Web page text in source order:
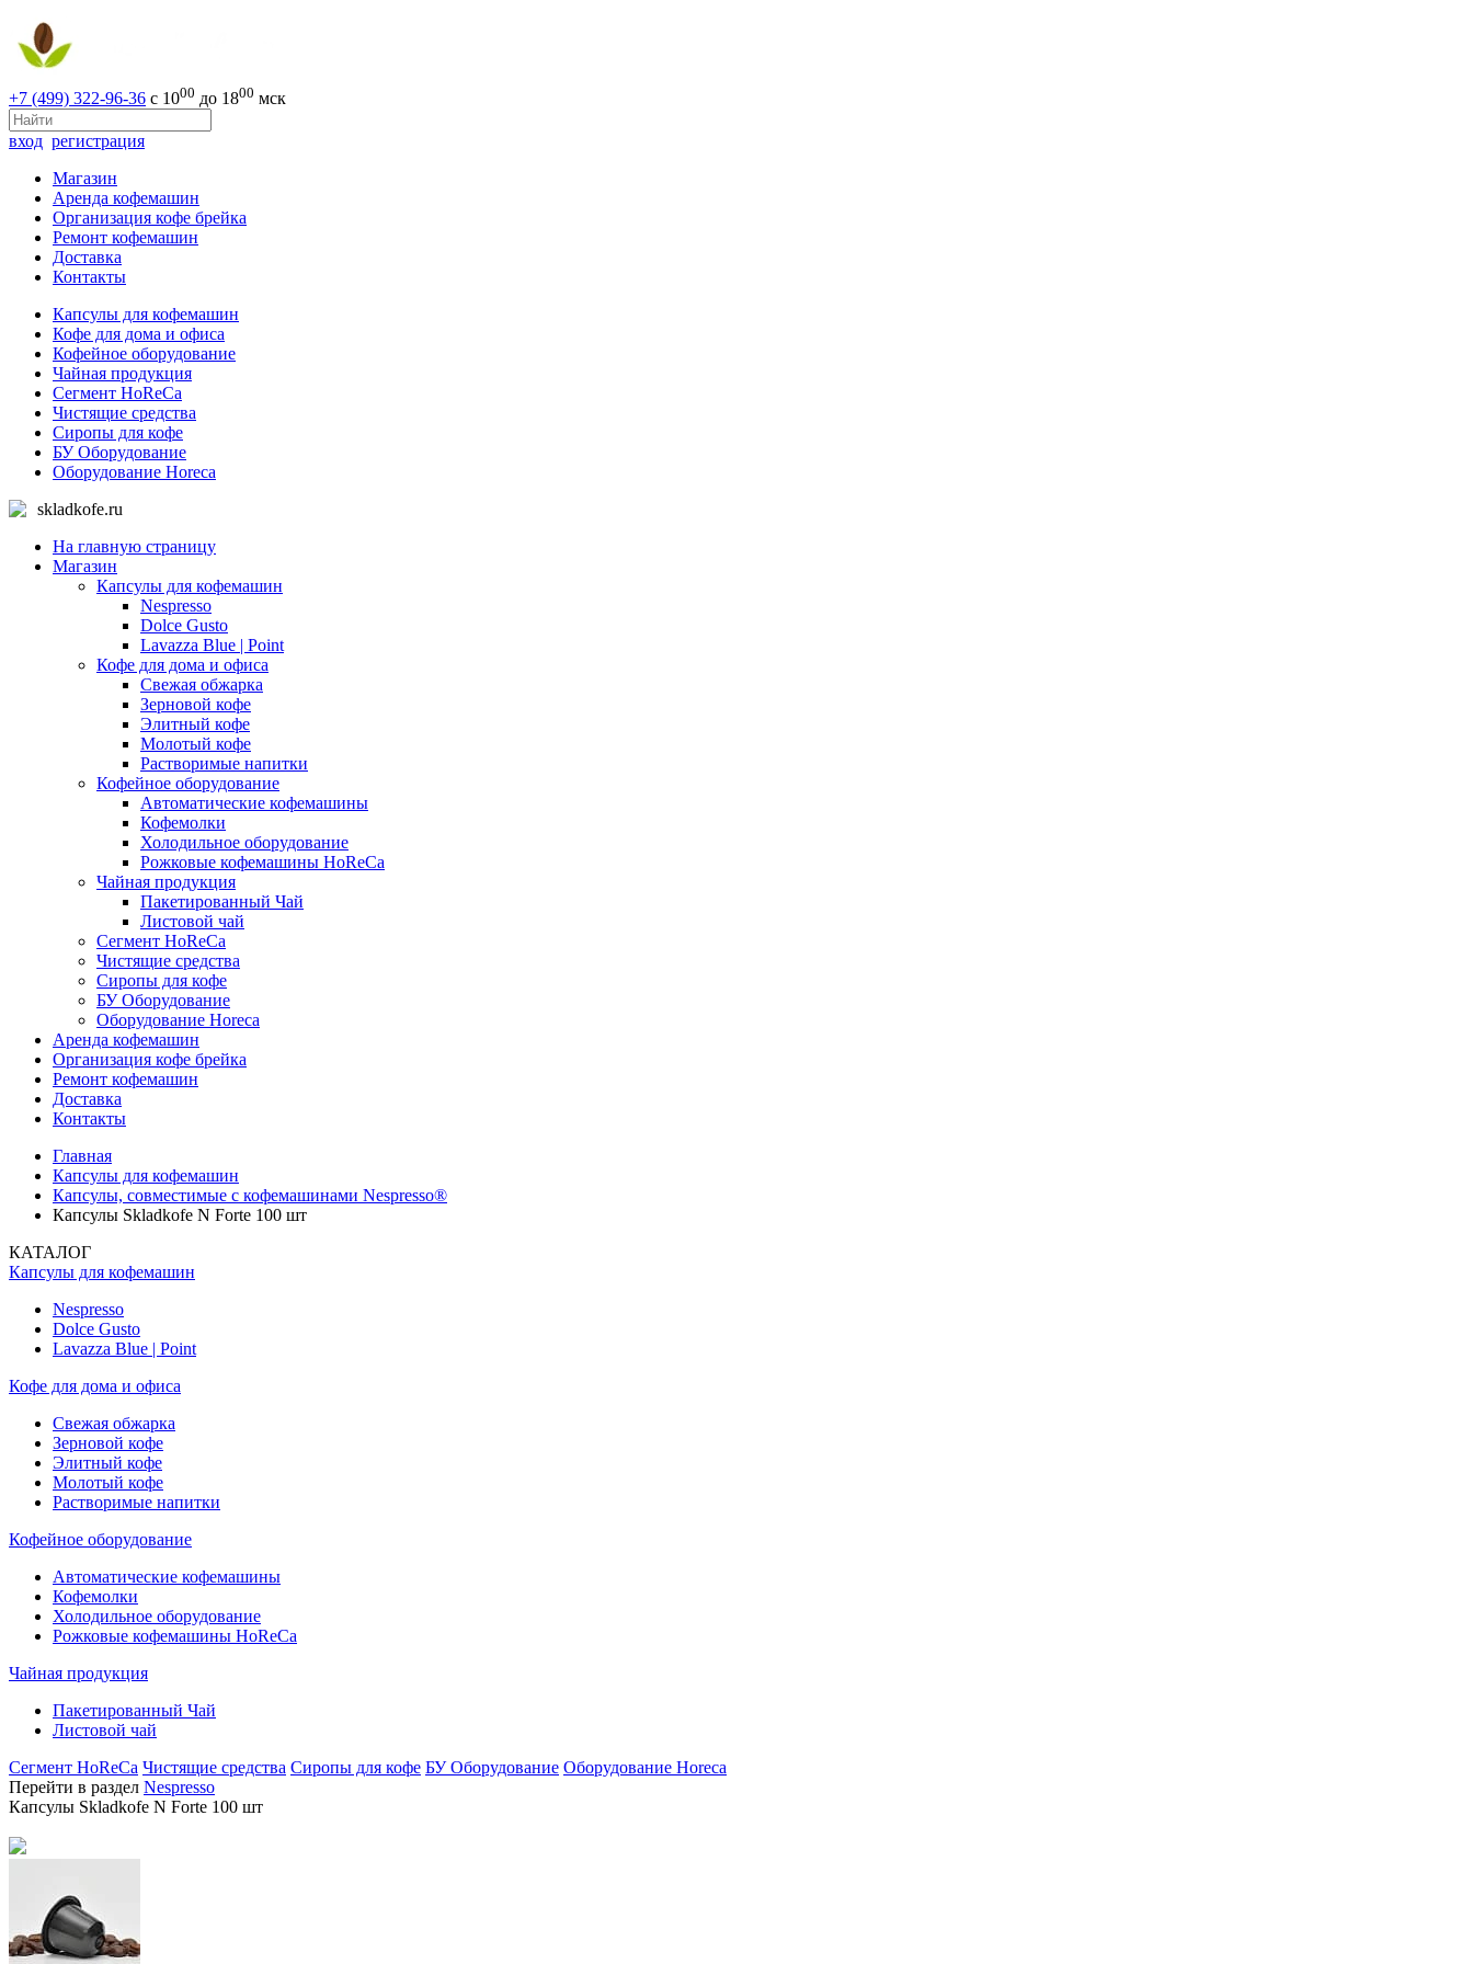
+7 (499) 322-96-36 с 1000 до 1800 мск
вход регистрация
Магазин
Аренда кофемашин
Организация кофе брейка
Ремонт кофемашин
Доставка
Контакты
Капсулы для кофемашин
Кофе для дома и офиса
Кофейное оборудование
Чайная продукция
Сегмент HoReCa
Чистящие средства
Сиропы для кофе
БУ Оборудование
Оборудование Horeca
skladkofe.ru
На главную страницу
Магазин
Капсулы для кофемашин
Nespresso
Dolce Gusto
Lavazza Blue | Point
Кофе для дома и офиса
Свежая обжарка
Зерновой кофе
Элитный кофе
Молотый кофе
Растворимые напитки
Кофейное оборудование
Автоматические кофемашины
Кофемолки
Холодильное оборудование
Рожковые кофемашины HoReCa
Чайная продукция
Пакетированный Чай
Листовой чай
Сегмент HoReCa
Чистящие средства
Сиропы для кофе
БУ Оборудование
Оборудование Horeca
Аренда кофемашин
Организация кофе брейка
Ремонт кофемашин
Доставка
Контакты
Главная
Капсулы для кофемашин
Капсулы, совместимые с кофемашинами Nespresso®
Капсулы Skladkofe N Forte 100 шт
КАТАЛОГ
Капсулы для кофемашин
Nespresso
Dolce Gusto
Lavazza Blue | Point
Кофе для дома и офиса
Свежая обжарка
Зерновой кофе
Элитный кофе
Молотый кофе
Растворимые напитки
Кофейное оборудование
Автоматические кофемашины
Кофемолки
Холодильное оборудование
Рожковые кофемашины HoReCa
Чайная продукция
Пакетированный Чай
Листовой чай
Сегмент HoReCa Чистящие средства Сиропы для кофе БУ Оборудование Оборудование Horeca
Перейти в раздел Nespresso
Капсулы Skladkofe N Forte 100 шт